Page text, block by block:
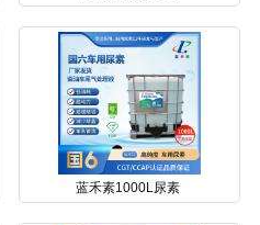
蓝禾素1000L尿素